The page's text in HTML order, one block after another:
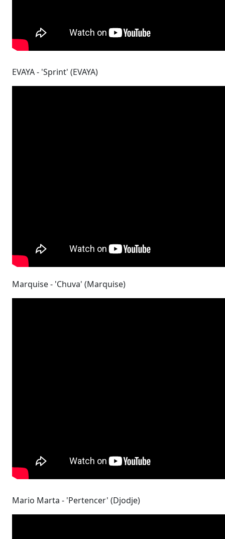
EVAYA - 'Sprint' (EVAYA)
Marquise - 'Chuva' (Marquise)
Mario Marta - 'Pertencer' (Djodje)